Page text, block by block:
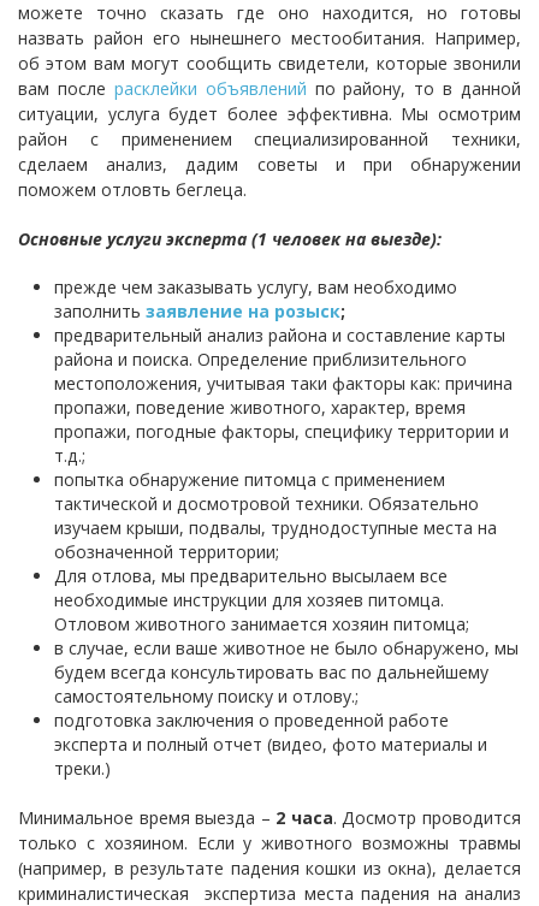
можете точно сказать где оно находится, но готовы
назвать район его нынешнего местообитания. Например,
об этом вам могут сообщить свидетели, которые звонили
вам после расклейки объявлений по району, то в данной
ситуации, услуга будет более эффективна. Мы осмотрим
район с применением специализированной техники,
сделаем анализ, дадим советы и при обнаружении
поможем отловть беглеца.
Основные услуги эксперта (1 человек на выезде):
прежде чем заказывать услугу, вам необходимо
заполнить заявление на розыск;
предварительный анализ района и составление карты
района и поиска. Определение приблизительного
местоположения, учитывая таки факторы как: причина
пропажи, поведение животного, характер, время
пропажи, погодные факторы, специфику территории и
т.д.;
попытка обнаружение питомца с применением
тактической и досмотровой техники. Обязательно
изучаем крыши, подвалы, труднодоступные места на
обозначенной территории;
Для отлова, мы предварительно высылаем все
необходимые инструкции для хозяев питомца.
Отловом животного занимается хозяин питомца;
в случае, если ваше животное не было обнаружено, мы
будем всегда консультировать вас по дальнейшему
самостоятельному поиску и отлову.;
подготовка заключения о проведенной работе
эксперта и полный отчет (видео, фото материалы и
треки.)
Минимальное время выезда – 2 часа. Досмотр проводится
только с хозяином. Если у животного возможны травмы
(например, в результате падения кошки из окна), делается
криминалистическая экспертиза места падения на анализ